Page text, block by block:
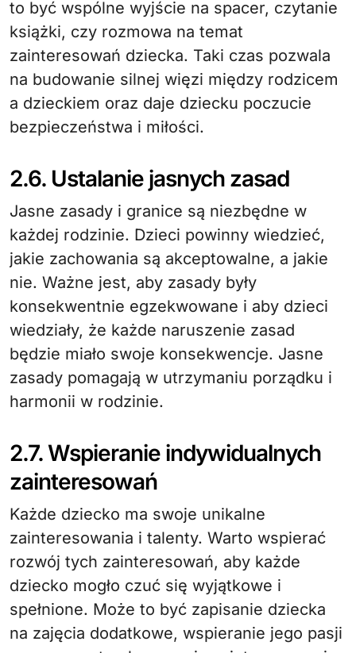
to być wspólne wyjście na spacer, czytanie
książki, czy rozmowa na temat
zainteresowań dziecka. Taki czas pozwala
na budowanie silnej więzi między rodzicem
a dzieckiem oraz daje dziecku poczucie
bezpieczeństwa i miłości.
2.6. Ustalanie jasnych zasad
Jasne zasady i granice są niezbędne w
każdej rodzinie. Dzieci powinny wiedzieć,
jakie zachowania są akceptowalne, a jakie
nie. Ważne jest, aby zasady były
konsekwentnie egzekwowane i aby dzieci
wiedziały, że każde naruszenie zasad
będzie miało swoje konsekwencje. Jasne
zasady pomagają w utrzymaniu porządku i
harmonii w rodzinie.
2.7. Wspieranie indywidualnych
zainteresowań
Każde dziecko ma swoje unikalne
zainteresowania i talenty. Warto wspierać
rozwój tych zainteresowań, aby każde
dziecko mogło czuć się wyjątkowe i
spełnione. Może to być zapisanie dziecka
na zajęcia dodatkowe, wspieranie jego pasji